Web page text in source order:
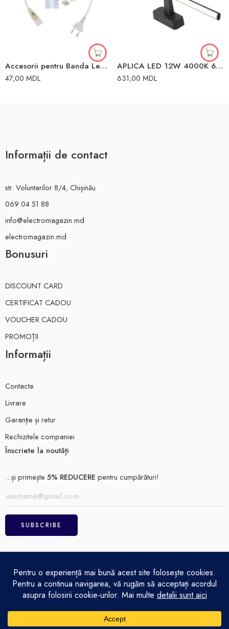
Accesorii pentru Banda Led 220V-240V Horoz
47,00 MDL
APLICA LED 12W 4000K 60CM IP44 NEGRU KEIRA
631,00 MDL
Informații de contact
str. Voluntarilor 8/4, Chișinău
069 04 51 88
info@electromagazin.md
electromagazin.md
Bonusuri
DISCOUNT CARD
CERTIFICAT CADOU
VOUCHER CADOU
PROMOȚII
Informații
Contacte
Livrare
Garanție și retur
Rechizitele companiei
Înscriete la noutăți
...și primește 5% REDUCERE pentru cumpărături!
ELECTRO MAGAZIN SRL© 2026
Achitare Politică de confidențialitate Termeni și condiții